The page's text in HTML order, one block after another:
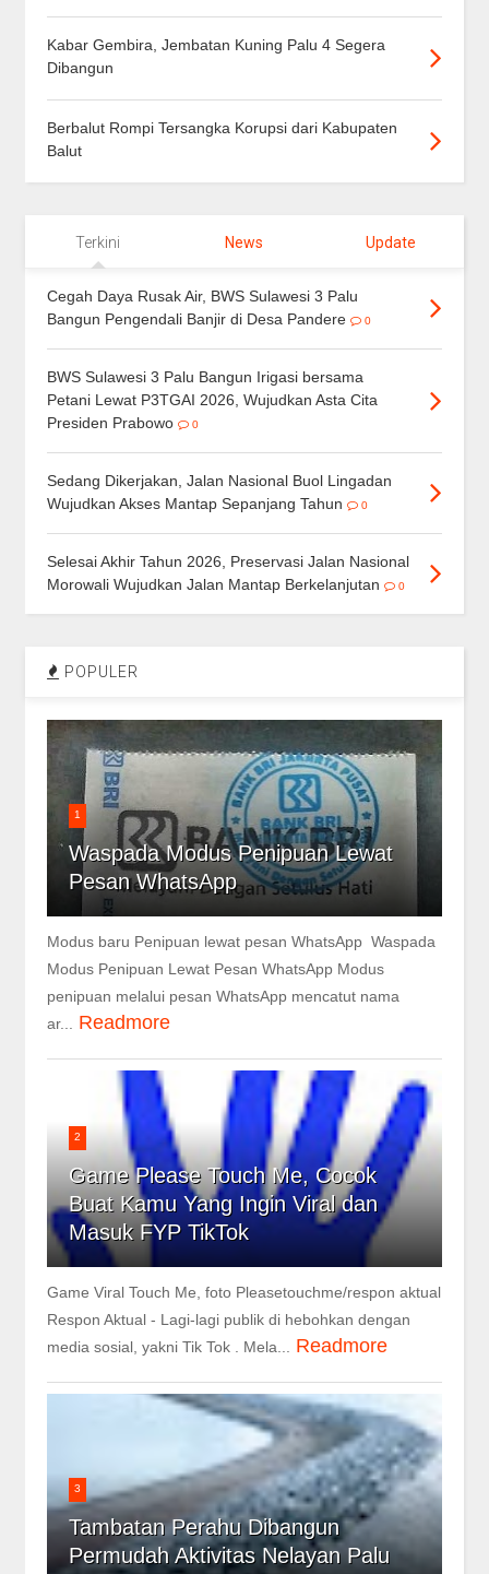
Kabar Gembira, Jembatan Kuning Palu 4 Segera
Dibangun
Berbalut Rompi Tersangka Korupsi dari Kabupaten
Balut
Terkini News Update
Cegah Daya Rusak Air, BWS Sulawesi 3 Palu
Bangun Pengendali Banjir di Desa Pandere
0
BWS Sulawesi 3 Palu Bangun Irigasi bersama
Petani Lewat P3TGAI 2026, Wujudkan Asta Cita
Presiden Prabowo
0
Sedang Dikerjakan, Jalan Nasional Buol Lingadan
Wujudkan Akses Mantap Sepanjang Tahun
0
Selesai Akhir Tahun 2026, Preservasi Jalan Nasional
Morowali Wujudkan Jalan Mantap Berkelanjutan
0
POPULER
1
Waspada Modus Penipuan Lewat
Pesan WhatsApp
Modus baru Penipuan lewat pesan WhatsApp Waspada
Modus Penipuan Lewat Pesan WhatsApp Modus
penipuan melalui pesan WhatsApp mencatut nama
ar...
Readmore
2
Game Please Touch Me, Cocok
Buat Kamu Yang Ingin Viral dan
Masuk FYP TikTok
Game Viral Touch Me, foto Pleasetouchme/respon aktual
Respon Aktual - Lagi-lagi publik di hebohkan dengan
media sosial, yakni Tik Tok . Mela...
Readmore
3
Tambatan Perahu Dibangun
Permudah Aktivitas Nelayan Palu